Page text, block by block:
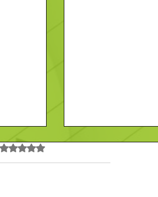
Noté 0 étoile sur 5.